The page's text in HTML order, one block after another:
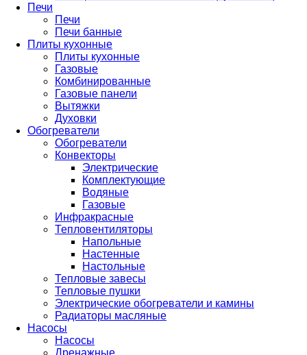
Печи
Печи
Печи банные
Плиты кухонные
Плиты кухонные
Газовые
Комбинированные
Газовые панели
Вытяжки
Духовки
Обогреватели
Обогреватели
Конвекторы
Электрические
Комплектующие
Водяные
Газовые
Инфракрасные
Тепловентиляторы
Напольные
Настенные
Настольные
Тепловые завесы
Тепловые пушки
Электрические обогреватели и камины
Радиаторы масляные
Насосы
Насосы